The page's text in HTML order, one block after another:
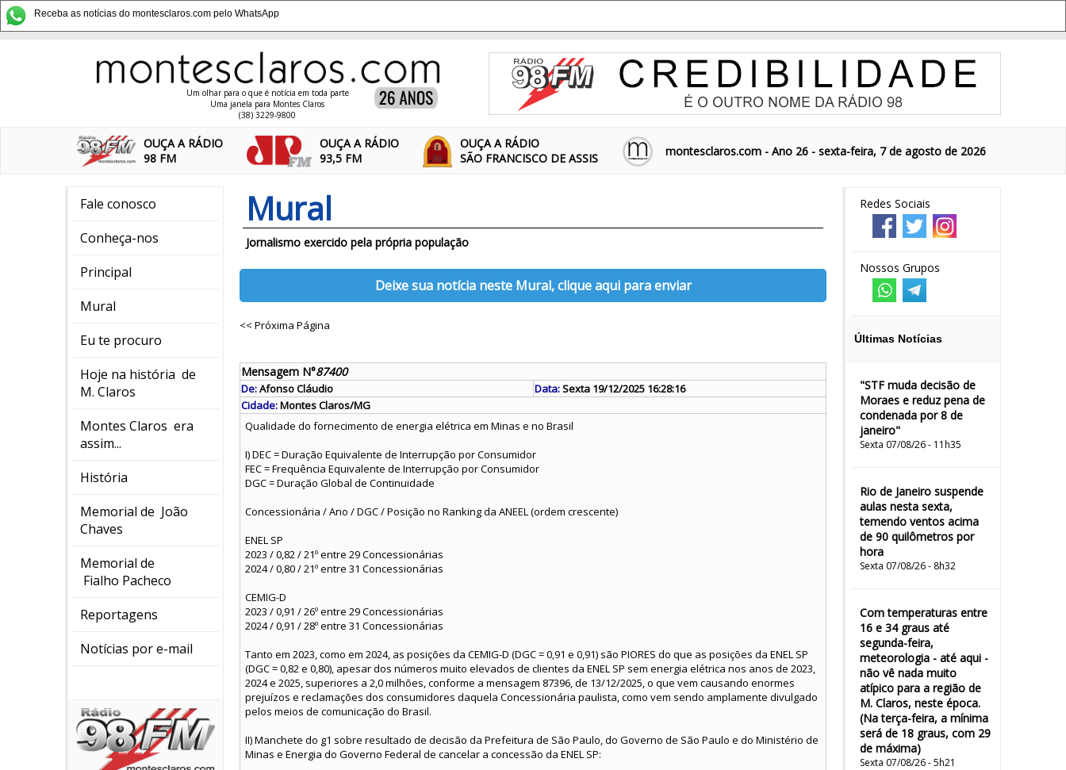
Receba as notícias do montesclaros.com pelo WhatsApp
Um olhar para o que é notícia em toda parte
Uma janela para Montes Claros
(38) 3229-9800
OUÇA A RÁDIO
98 FM
OUÇA A RÁDIO
93,5 FM
OUÇA A RÁDIO
SÃO FRANCISCO DE ASSIS
montesclaros.com - Ano 26 - sexta-feira, 7 de agosto de 2026
Fale conosco
Conheça-nos
Principal
Mural
Eu te procuro
Hoje na história de
M. Claros
Montes Claros era
assim...
História
Memorial de João
Chaves
Memorial de
Fialho Pacheco
Reportagens
Notícias por e-mail
Redes Sociais
Nossos Grupos
Últimas Notícias
"STF muda decisão de
Moraes e reduz pena de
condenada por 8 de
janeiro"
Sexta 07/08/26 - 11h35
Rio de Janeiro suspende
aulas nesta sexta,
temendo ventos acima
de 90 quilômetros por
hora
Sexta 07/08/26 - 8h32
Com temperaturas entre
16 e 34 graus até
segunda-feira,
meteorologia - até aqui -
não vê nada muito
atípico para a região de
M. Claros, neste época.
(Na terça-feira, a mínima
será de 18 graus, com 29
de máxima)
Sexta 07/08/26 - 5h21
Mural
Jornalismo exercido pela própria população
Deixe sua notícia neste Mural, clique aqui para enviar
<< Próxima Página
Mensagem N°87400
De:Afonso Cláudio Data:Sexta 19/12/2025 16:28:16
Cidade:Montes Claros/MG
Qualidade do fornecimento de energia elétrica em Minas e no Brasil
I) DEC = Duração Equivalente de Interrupção por Consumidor
FEC = Frequência Equivalente de Interrupção por Consumidor
DGC = Duração Global de Continuidade
Concessionária / Ano / DGC / Posição no Ranking da ANEEL (ordem crescente)
ENEL SP
2023 / 0,82 / 21º entre 29 Concessionárias
2024 / 0,80 / 21º entre 31 Concessionárias
CEMIG-D
2023 / 0,91 / 26º entre 29 Concessionárias
2024 / 0,91 / 28º entre 31 Concessionárias
Tanto em 2023, como em 2024, as posições da CEMIG-D (DGC = 0,91 e 0,91) são PIORES do que as posições da ENEL SP
(DGC = 0,82 e 0,80), apesar dos números muito elevados de clientes da ENEL SP sem energia elétrica nos anos de 2023,
2024 e 2025, superiores a 2,0 milhões, conforme a mensagem 87396, de 13/12/2025, o que vem causando enormes
prejuízos e reclamações dos consumidores daquela Concessionária paulista, como vem sendo amplamente divulgado
pelos meios de comunicação do Brasil.
II) Manchete do g1 sobre resultado de decisão da Prefeitura de São Paulo, do Governo de São Paulo e do Ministério de
Minas e Energia do Governo Federal de cancelar a concessão da ENEL SP: